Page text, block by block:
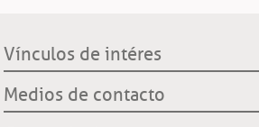
Vínculos de intéres
Presidencia de la República
Ministerio de Minas y Energía
Medios de contacto